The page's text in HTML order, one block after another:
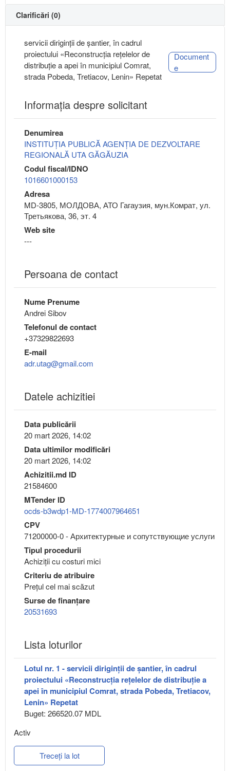
Clarificări (0)
servicii diriginţii de şantier, în cadrul
proiectului «Reconstrucția rețelelor de
distribuție a apei în municipiul Comrat,
strada Pobeda, Tretiacov, Lenin» Repetat
Document
e
Informaţia despre solicitant
Denumirea
INSTITUȚIA PUBLICĂ AGENȚIA DE DEZVOLTARE
REGIONALĂ UTA GĂGĂUZIA
Codul fiscal/IDNO
1016601000153
Adresa
MD-3805, МОЛДОВА, АТО Гагаузия, мун.Комрат, ул.
Третьякова, 36, эт. 4
Web site
---
Persoana de contact
Nume Prenume
Andrei Sibov
Telefonul de contact
+37329822693
E-mail
adr.utag@gmail.com
Datele achizitiei
Data publicării
20 mart 2026, 14:02
Data ultimilor modificări
20 mart 2026, 14:02
Achizitii.md ID
21584600
MTender ID
ocds-b3wdp1-MD-1774007964651
CPV
71200000-0 - Архитектурные и сопутствующие услуги
Tipul procedurii
Achiziții cu costuri mici
Criteriu de atribuire
Preţul cel mai scăzut
Surse de finanțare
20531693
Lista loturilor
Lotul nr. 1 - servicii diriginţii de şantier, în cadrul
proiectului «Reconstrucția rețelelor de distribuție a
apei în municipiul Comrat, strada Pobeda, Tretiacov,
Lenin» Repetat
Buget: 266520.07 MDL
Activ
Treceți la lot